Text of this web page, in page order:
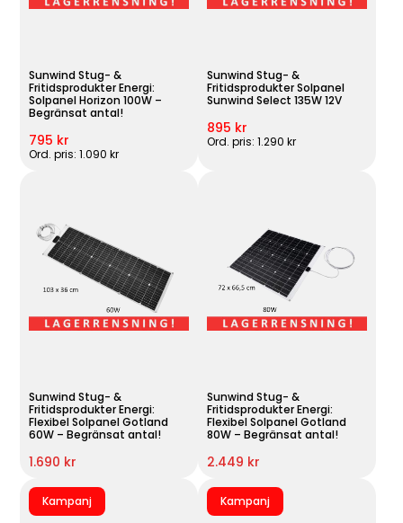
Sunwind Stug- &
Fritidsprodukter Energi:
Solpanel Horizon 100W –
Begränsat antal!
795 kr
Ord. pris: 1.090 kr
Sunwind Stug- &
Fritidsprodukter Solpanel
Sunwind Select 135W 12V
895 kr
Ord. pris: 1.290 kr
Sunwind Stug- &
Fritidsprodukter Energi:
Flexibel Solpanel Gotland
60W – Begränsat antal!
1.690 kr
Sunwind Stug- &
Fritidsprodukter Energi:
Flexibel Solpanel Gotland
80W – Begränsat antal!
2.449 kr
Kampanj Kampanj